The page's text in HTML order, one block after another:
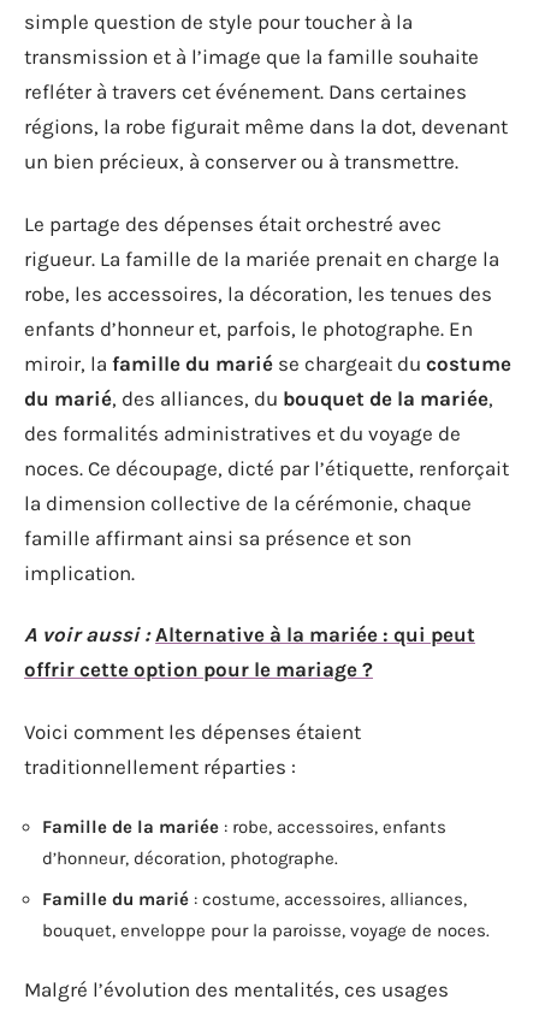
simple question de style pour toucher à la
transmission et à l’image que la famille souhaite
refléter à travers cet événement. Dans certaines
régions, la robe figurait même dans la dot, devenant
un bien précieux, à conserver ou à transmettre.
Le partage des dépenses était orchestré avec
rigueur. La famille de la mariée prenait en charge la
robe, les accessoires, la décoration, les tenues des
enfants d’honneur et, parfois, le photographe. En
miroir, la famille du marié se chargeait du costume
du marié, des alliances, du bouquet de la mariée,
des formalités administratives et du voyage de
noces. Ce découpage, dicté par l’étiquette, renforçait
la dimension collective de la cérémonie, chaque
famille affirmant ainsi sa présence et son
implication.
A voir aussi : Alternative à la mariée : qui peut
offrir cette option pour le mariage ?
Voici comment les dépenses étaient
traditionnellement réparties :
Famille de la mariée : robe, accessoires, enfants
d’honneur, décoration, photographe.
Famille du marié : costume, accessoires, alliances,
bouquet, enveloppe pour la paroisse, voyage de noces.
Malgré l’évolution des mentalités, ces usages